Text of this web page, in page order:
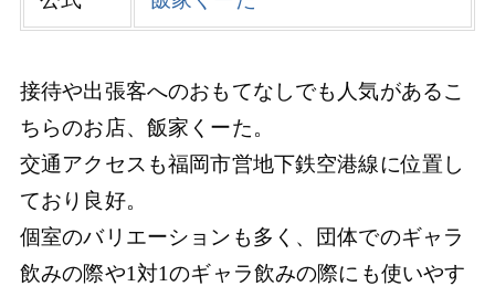
接待や出張客へのおもてなしでも人気があるこ
ちらのお店、飯家くーた。
交通アクセスも福岡市営地下鉄空港線に位置し
ており良好。
個室のバリエーションも多く、団体でのギャラ
飲みの際や1対1のギャラ飲みの際にも使いやす